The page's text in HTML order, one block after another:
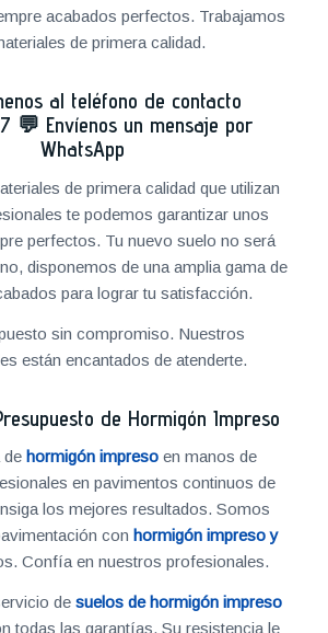
acabados perfectos. Trabajamos
de primera calidad.
al teléfono de contacto
💬 Envíenos un mensaje por
WhatsApp
de primera calidad que utilizan
te podemos garantizar unos
perfectos. Tu nuevo suelo no será
disponemos de una amplia gama de
para lograr tu satisfacción.
sin compromiso. Nuestros
están encantados de atenderte.
de Hormigón Impreso
dehormigón impreso en manos de
en pavimentos continuos de
los mejores resultados. Somos
conhormigón impreso y
Confía en nuestros profesionales.
desuelos de hormigón impreso
todas las garantías. Su resistencia le